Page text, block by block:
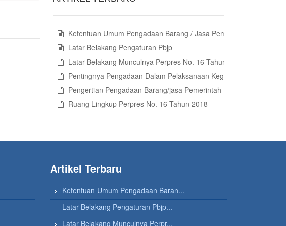
Ketentuan Umum Pengadaan Barang / Jasa Pemerintah
Latar Belakang Pengaturan Pbjp
Latar Belakang Munculnya Perpres No. 16 Tahun 2018 Tentang
Pentingnya Pengadaan Dalam Pelaksanaan Kegiatan Pemerintah
Pengertian Pengadaan Barang/jasa Pemerintah
Ruang Lingkup Perpres No. 16 Tahun 2018
Artikel Terbaru
Ketentuan Umum Pengadaan Baran...
Latar Belakang Pengaturan Pbjp...
Latar Belakang Munculnya Perpr...